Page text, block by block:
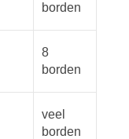
borden
8
borden
veel
borden